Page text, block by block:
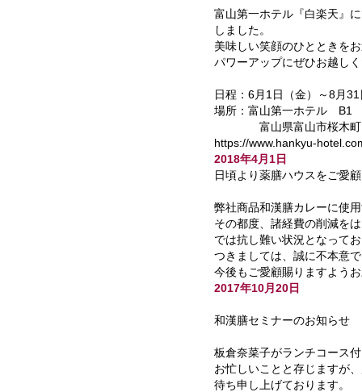
富山第一ホテル『白楽天』
しました。
美味しい笑顔のひとときを
パワーアップにぜひお越し
日程：6月1日（金）～8月
場所：富山第一ホテル
富山県富山市桜木町
https://www.hankyu-
2018年4月1日
日頃より薬膳ハウスをご愛
弊社商品和漢膳カレーに使
その都度、諸経費の削減を
では抗し難い状況となって
つきましては、誠に不本意
今後もご愛顧賜りますよう
2017年10月20日
和漢膳セミナーのお知らせ
板倉奈菜子がランチコース
お忙しいことと存じますが
待ち申し上げております。